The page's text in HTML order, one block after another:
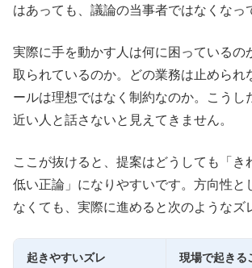
はあっても、議論の当事者ではなくなっ
実際に手を動かす人は何に困っているの
取られているのか。どの業務は止められ
ールは理想ではなく制約なのか。こうし
近い人と話さないと見えてきません。
ここが抜けると、提案はどうしても「き
低い正論」になりやすいです。方向性と
なくても、実際に進めると次のようなズ
起きやすいズレ 現場で起きる